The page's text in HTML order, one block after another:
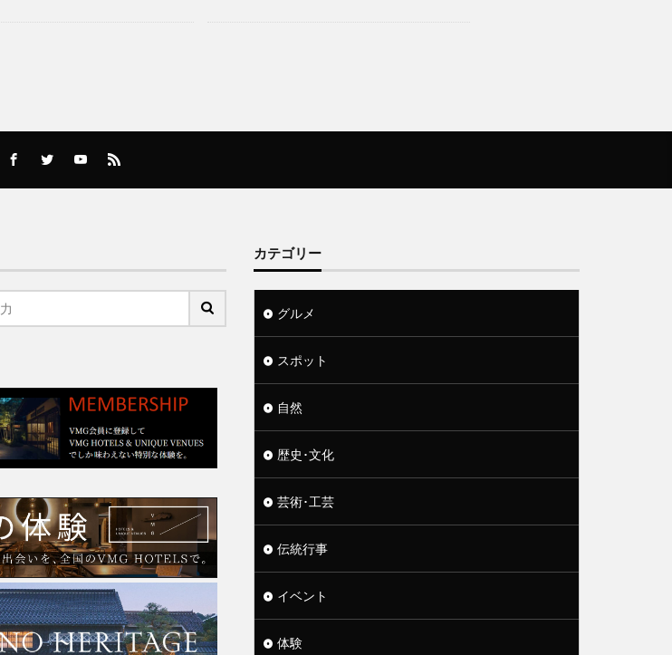
カテゴリー
グルメ
スポット
自然
歴史･文化
芸術･工芸
伝統行事
イベント
体験